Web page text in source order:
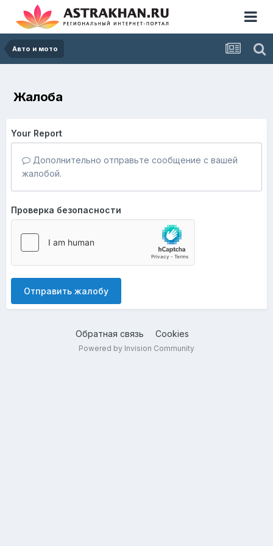
Авто и мото
Жалоба
Your Report
Дополнительно отправьте сообщение с вашей
жалобой.
Проверка безопасности
Отправить жалобу
Обратная связь Cookies
Powered by Invision Community